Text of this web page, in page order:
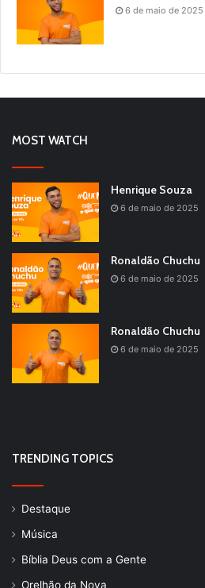
6 de maio de 2025
MOST WATCH
Henrique Souza
6 de maio de 2025
Ronaldão Chuchu
6 de maio de 2025
Ronaldão Chuchu
6 de maio de 2025
TRENDING TOPICS
Destaque
Música
Bíblia Deus com a Gente
Orelhão da Nova